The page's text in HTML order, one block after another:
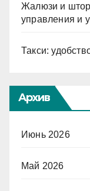
Жалюзи и
управления и
Такси:
Архив
Июнь 2026
Май 2026